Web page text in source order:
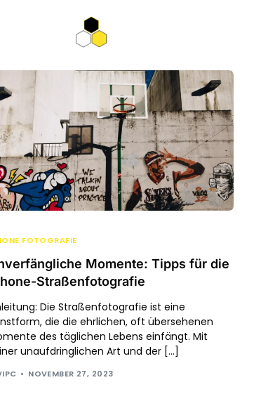
FOTOGRAFIE
Momente: Tipps für die
Straßenfotografie
Die Straßenfotografie ist eine
die die ehrlichen, oft übersehenen
des täglichen Lebens einfängt. Mit
unaufdringlichen Art und der […]
NOVEMBER 27, 2023